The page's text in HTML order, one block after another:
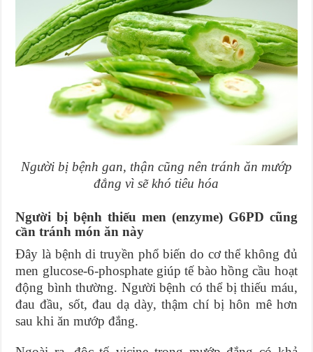
Người bị bệnh gan, thận cũng nên tránh ăn mướp
đắng vì sẽ khó tiêu hóa
Người bị bệnh thiếu men (enzyme) G6PD cũng
cần tránh món ăn này
Đây là bệnh di truyền phổ biến do cơ thể không đủ
men glucose-6-phosphate giúp tế bào hồng cầu hoạt
động bình thường. Người bệnh có thể bị thiếu máu,
đau đầu, sốt, đau dạ dày, thậm chí bị hôn mê hơn
sau khi ăn mướp đắng.